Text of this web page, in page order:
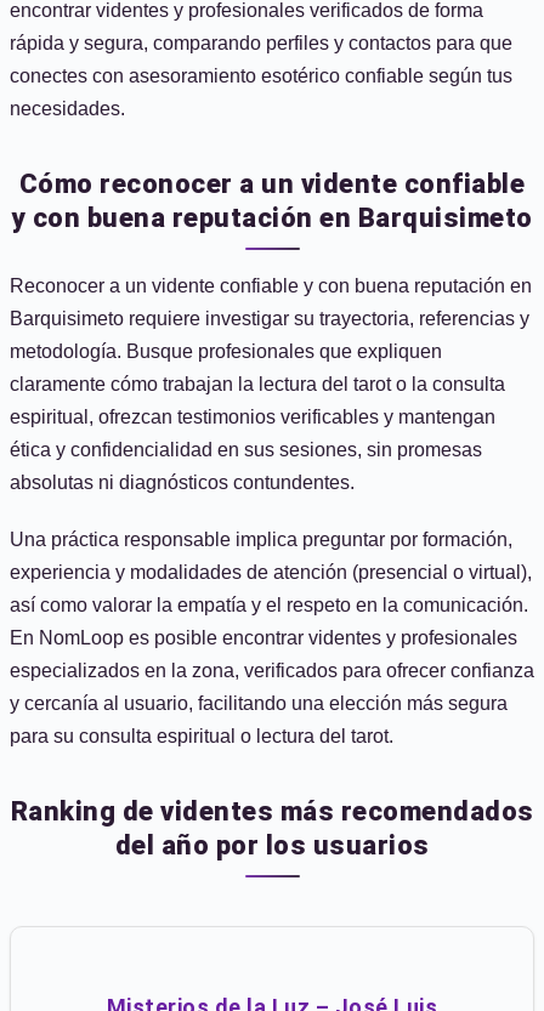
encontrar videntes y profesionales verificados de forma
rápida y segura, comparando perfiles y contactos para que
conectes con asesoramiento esotérico confiable según tus
necesidades.
Cómo reconocer a un vidente confiable
y con buena reputación en Barquisimeto
Reconocer a un vidente confiable y con buena reputación en
Barquisimeto requiere investigar su trayectoria, referencias y
metodología. Busque profesionales que expliquen
claramente cómo trabajan la lectura del tarot o la consulta
espiritual, ofrezcan testimonios verificables y mantengan
ética y confidencialidad en sus sesiones, sin promesas
absolutas ni diagnósticos contundentes.
Una práctica responsable implica preguntar por formación,
experiencia y modalidades de atención (presencial o virtual),
así como valorar la empatía y el respeto en la comunicación.
En NomLoop es posible encontrar videntes y profesionales
especializados en la zona, verificados para ofrecer confianza
y cercanía al usuario, facilitando una elección más segura
para su consulta espiritual o lectura del tarot.
Ranking de videntes más recomendados
del año por los usuarios